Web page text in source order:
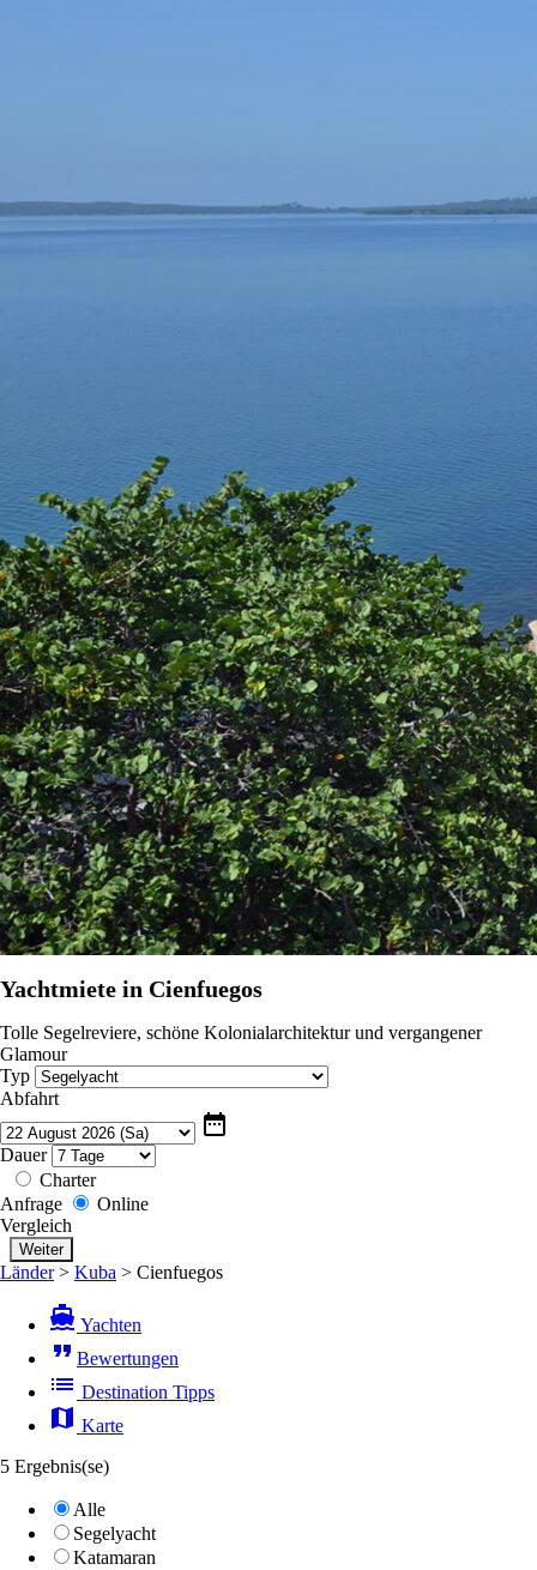
Yachtmiete in Cienfuegos
Tolle Segelreviere, schöne Kolonialarchitektur und vergangener
Glamour
Typ
Abfahrt
date_range
Dauer
Charter
Anfrage
Online
Vergleich
Länder> Kuba > Cienfuegos
directions_boat Yachten
format_quote Bewertungen
list Destination Tipps
map Karte
5 Ergebnis(se)
Alle
Segelyacht
Katamaran